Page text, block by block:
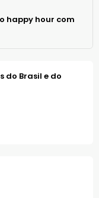
happy hour com
do Brasil e do